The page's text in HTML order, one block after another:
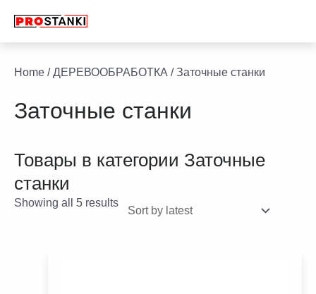
Home /ДЕРЕВООБРАБОТКА / Заточные станки
Заточные станки
Товары в категории Заточные
станки
Showing all 5 results